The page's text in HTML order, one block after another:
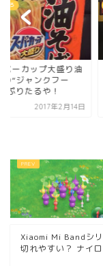
もろ
パーカップ大盛り油
の“ジャンクフー
ぷりたるや！
2017年2月14日
Xiaomi Mi Bandシ
切れやすい？ ナイ